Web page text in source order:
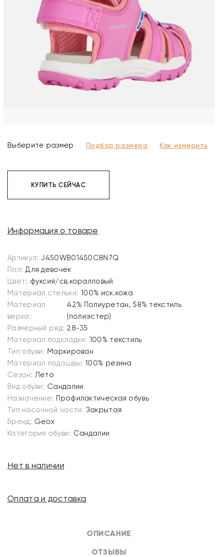
ОПИСАНИЕ
ОТЗЫВЫ
Выберите размер Подбор размера Как измерить
КУПИТЬ СЕЙЧАС
Информация о товаре
Артикул: J450WB01450C8N7Q
Пол: Для девочек
Цвет: фуксия/св.коралловый
Материал стельки: 100% иск.кожа
Материал
верха:
42% Полиуретан, 58% текстиль
(полиэстер)
Размерный ряд: 28-35
Материал подкладки: 100% текстиль
Тип обуви: Маркирован
Материал подошвы: 100% резина
Сезон: Лето
Вид обуви: Сандалии
Назначение: Профилактическая обувь
Тип носочной части: Закрытая
Бренд: Geox
Категория обуви: Сандалии
Нет в наличии
Оплата и доставка